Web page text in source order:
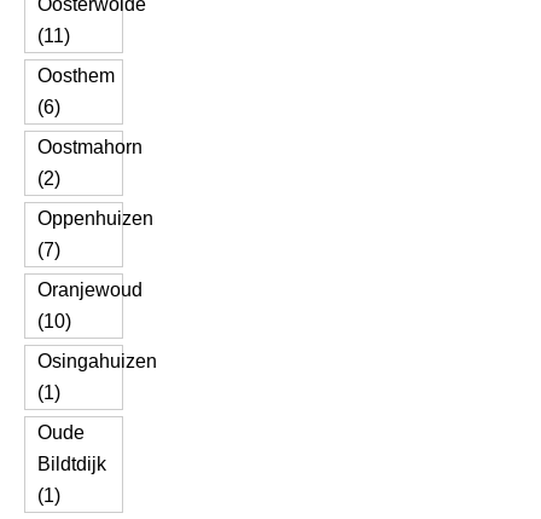
Oosterwolde
(11)
Oosthem
(6)
Oostmahorn
(2)
Oppenhuizen
(7)
Oranjewoud
(10)
Osingahuizen
(1)
Oude
Bildtdijk
(1)